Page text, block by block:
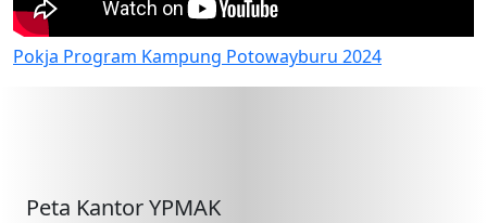
Pokja Program Kampung Potowayburu 2024
Peta Kantor YPMAK